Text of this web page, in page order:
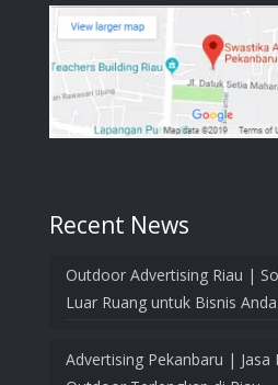
Recent News
Outdoor Advertising Riau |
Luar Ruang untuk Bisnis Anda
Advertising Pekanbaru | Jasa